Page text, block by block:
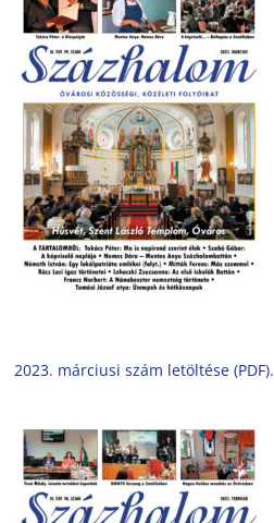
2023. márciusi szám letöltése (PDF).